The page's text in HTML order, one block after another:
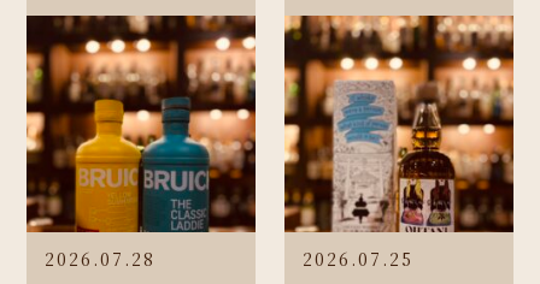
2026.07.28 2026.07.25